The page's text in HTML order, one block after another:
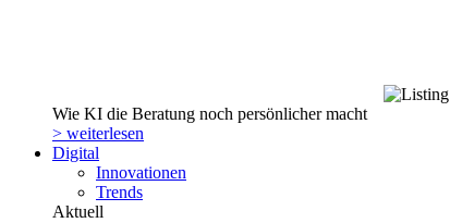
Wie KI die Beratung noch persönlicher macht
> weiterlesen
Digital
Innovationen
Trends
Aktuell